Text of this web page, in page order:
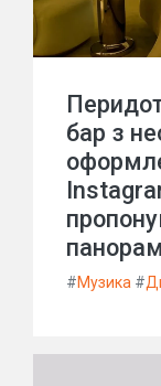
бар з
#Музика #